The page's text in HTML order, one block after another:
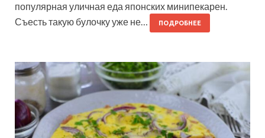
популярная уличная еда японских минипекарен.
Съесть такую булочку уже не…
ПОДРОБНЕЕ